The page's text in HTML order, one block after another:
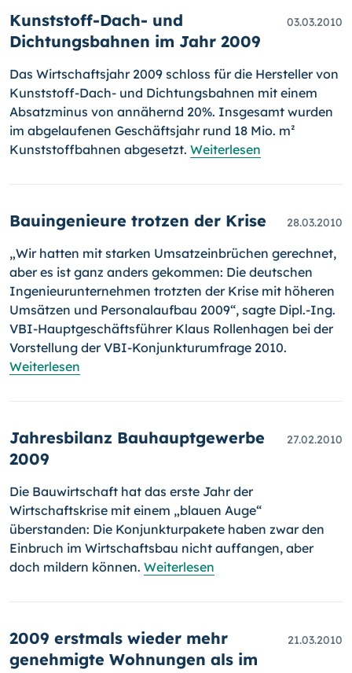
Kunststoff-Dach- und
Dichtungsbahnen im Jahr 2009
03.03.2010
Das Wirtschaftsjahr 2009 schloss für die Hersteller von
Kunststoff-Dach- und Dichtungsbahnen mit einem
Absatzminus von annähernd 20%. Insgesamt wurden
im abgelaufenen Geschäftsjahr rund 18 Mio. m²
Kunststoffbahnen abgesetzt. Weiterlesen
Bauingenieure trotzen der Krise 28.03.2010
„Wir hatten mit starken Umsatzeinbrüchen gerechnet,
aber es ist ganz anders gekommen: Die deutschen
Ingenieurunternehmen trotzten der Krise mit höheren
Umsätzen und Personalaufbau 2009“, sagte Dipl.-Ing.
VBI-Hauptgeschäftsführer Klaus Rollenhagen bei der
Vorstellung der VBI-Konjunkturumfrage 2010.
Weiterlesen
Jahresbilanz Bauhauptgewerbe
2009
27.02.2010
Die Bauwirtschaft hat das erste Jahr der
Wirtschaftskrise mit einem „blauen Auge“
überstanden: Die Konjunkturpakete haben zwar den
Einbruch im Wirtschaftsbau nicht auffangen, aber
doch mildern können. Weiterlesen
2009 erstmals wieder mehr
genehmigte Wohnungen als im
21.03.2010